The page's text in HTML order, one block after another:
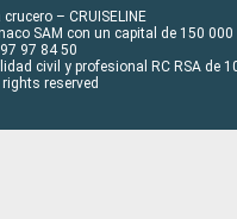
– CRUISELINE
SAM con un capital de 150 000
97 84 50
civil y profesional RC RSA de
reserved